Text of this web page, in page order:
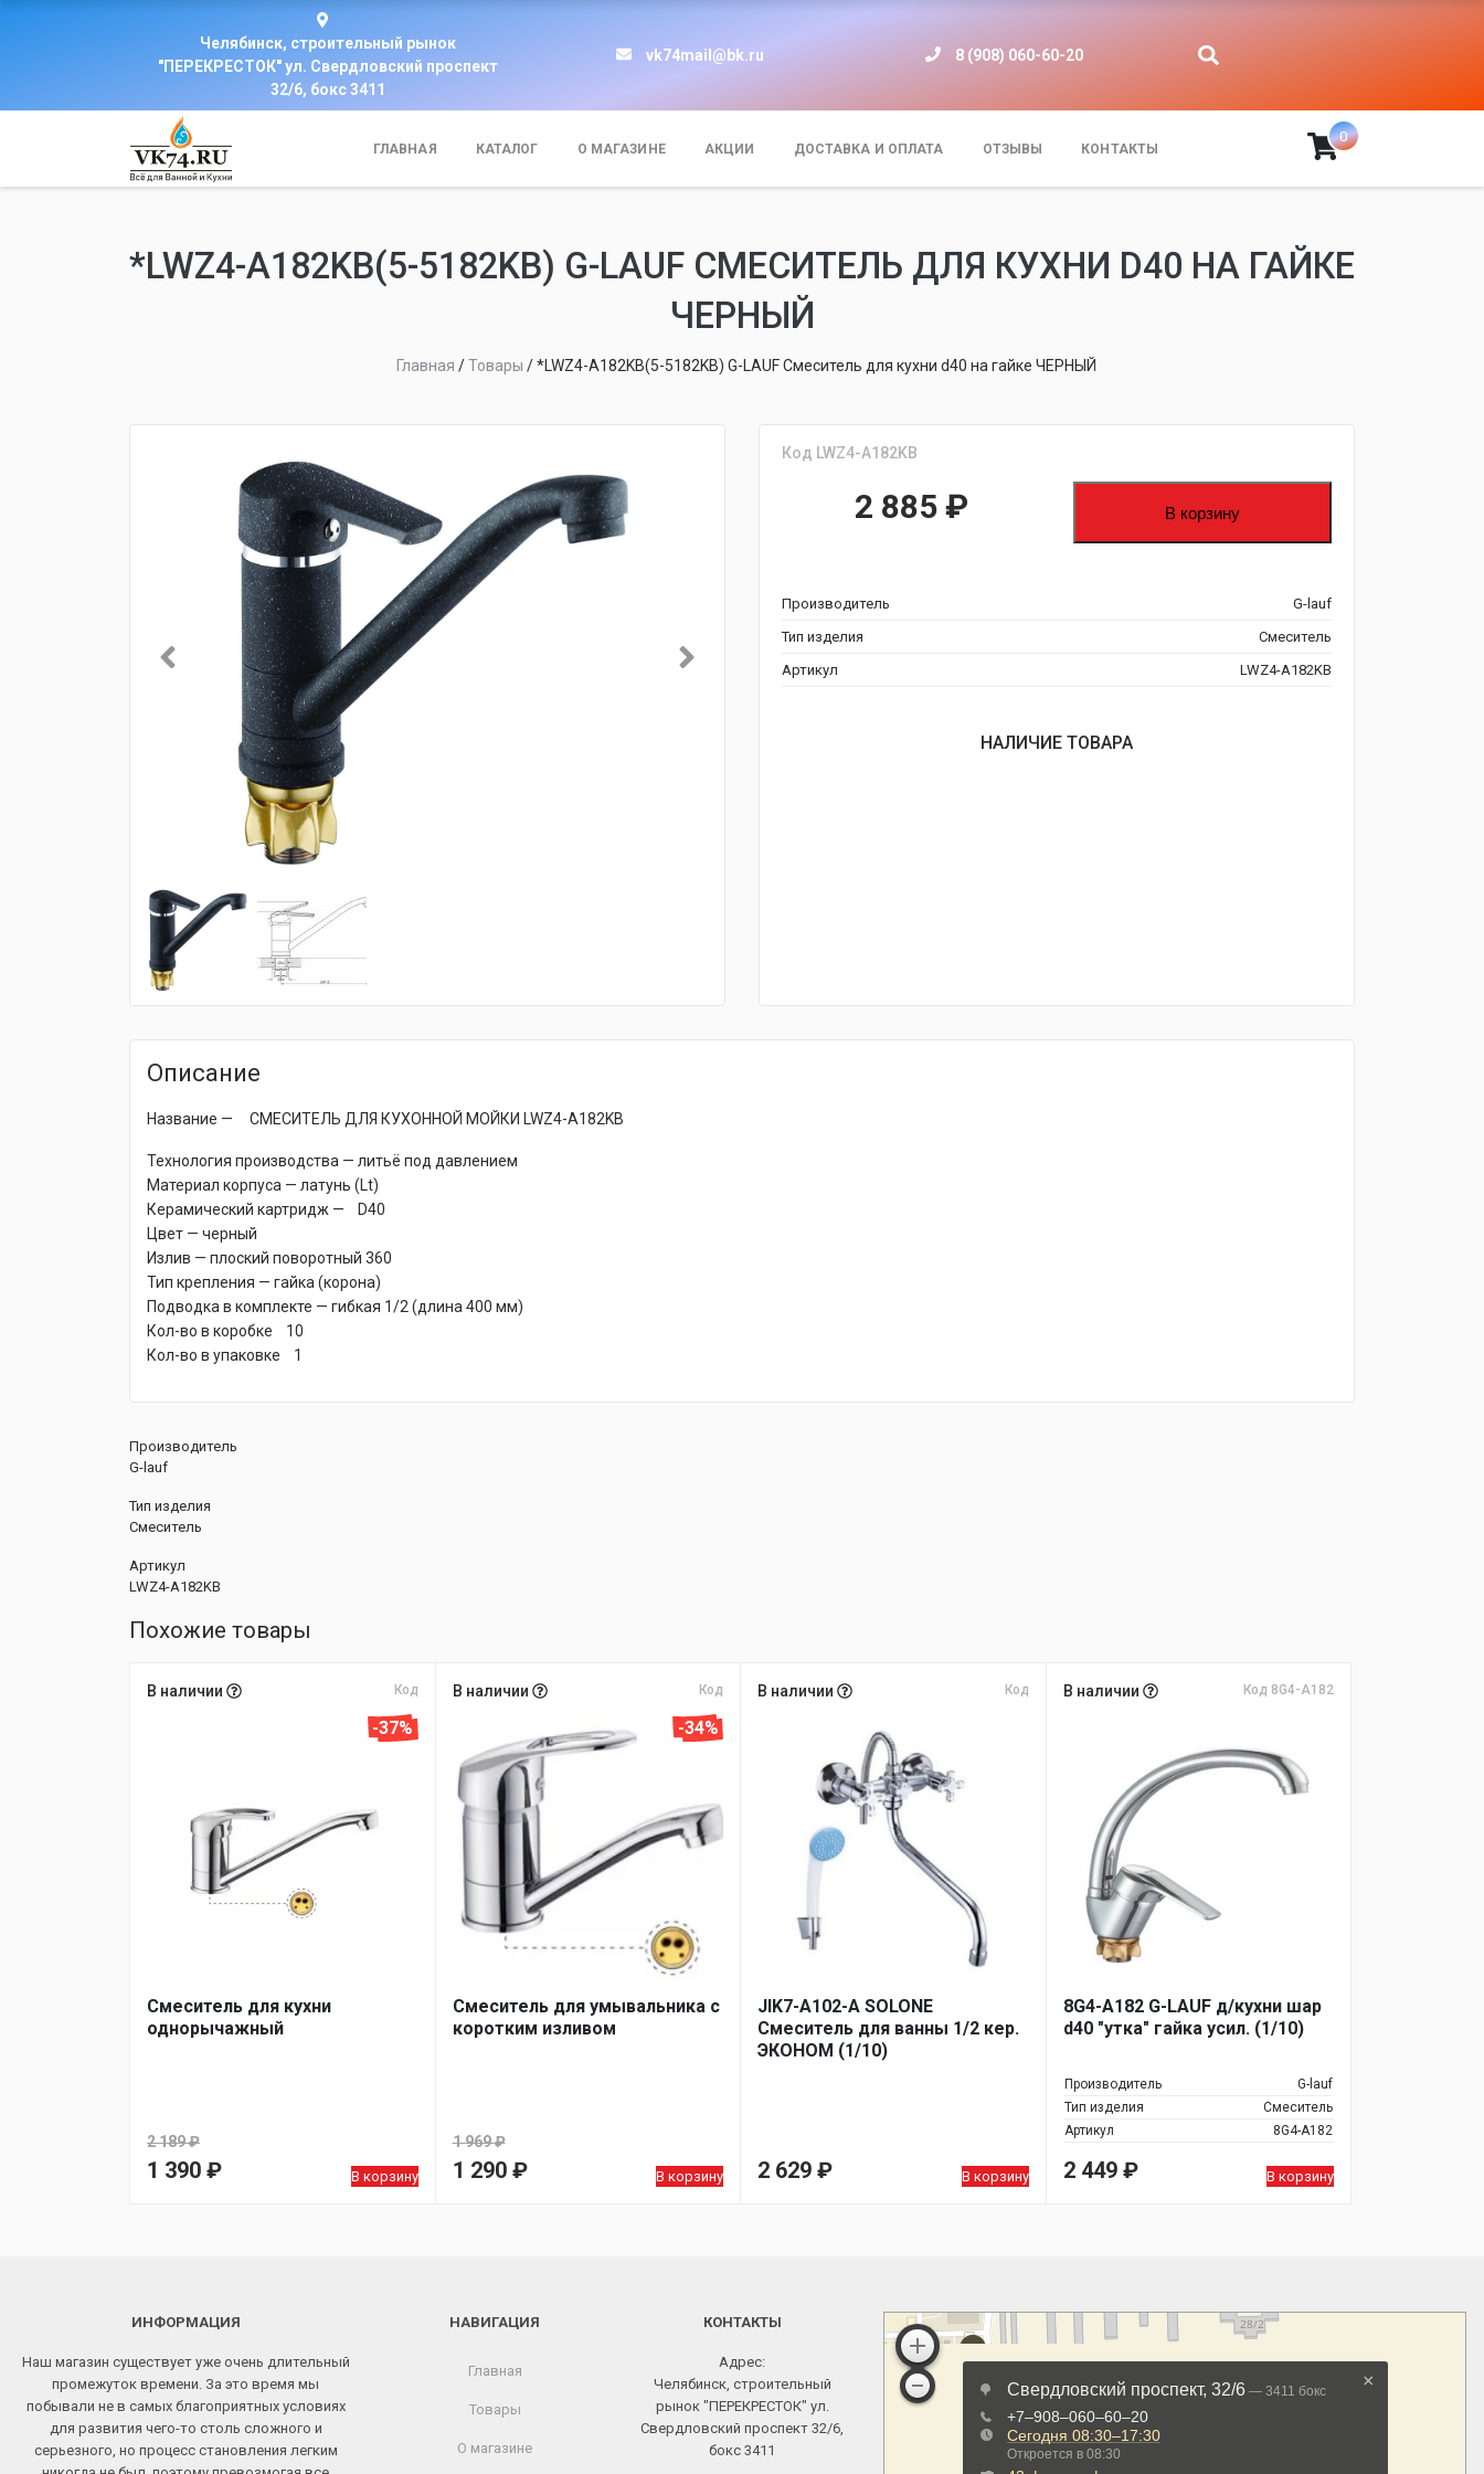
Челябинск, строительный рынок
"ПЕРЕКРЕСТОК" ул. Свердловский проспект
32/6, бокс 3411
vk74mail@bk.ru 8 (908) 060-60-20
ГЛАВНАЯ КАТАЛОГ О МАГАЗИНЕ АКЦИИ ДОСТАВКА И ОПЛАТА ОТЗЫВЫ КОНТАКТЫ
0
*LWZ4-A182KB(5-5182KB) G-LAUF СМЕСИТЕЛЬ ДЛЯ КУХНИ D40 НА ГАЙКЕ
ЧЕРНЫЙ
Главная /Товары /*LWZ4-A182KB(5-5182KB) G-LAUF Смеситель для кухни d40 на гайке ЧЕРНЫЙ
Код LWZ4-A182KB
2 885 ₽ В корзину
Производитель
G-lauf
Тип изделия
Смеситель
Артикул
LWZ4-A182KB
НАЛИЧИЕ ТОВАРА
Описание
Название — СМЕСИТЕЛЬ ДЛЯ КУХОННОЙ МОЙКИ LWZ4-A182KB
Технология производства — литьё под давлением
Материал корпуса — латунь (Lt)
Керамический картридж — D40
Цвет — черный
Излив — плоский поворотный 360
Тип крепления — гайка (корона)
Подводка в комплекте — гибкая 1/2 (длина 400 мм)
Кол-во в коробке 10
Кол-во в упаковке 1
Производитель
G-lauf
Тип изделия
Смеситель
Артикул
LWZ4-A182KB
Похожие товары
В наличии Код
-37%
Смеситель для кухни
однорычажный
2 189₽
Первоначальная
1 390 ₽
В корзину
В наличии Код
-34%
Смеситель для умывальника с
коротким изливом
1 969₽
Первоначальная
1 290 ₽
В корзину
В наличии Код
JIK7-A102-А SOLONE
Смеситель для ванны 1/2 кер.
ЭКОНОМ (1/10)
2 629 ₽ В корзину
В наличии Код 8G4-A182
8G4-A182 G-LAUF д/кухни шар
d40 "утка" гайка усил. (1/10)
Производитель
G-lauf
Тип изделия
Смеситель
Артикул
8G4-A182
2 449 ₽ В корзину
ИНФОРМАЦИЯ
Наш магазин существует уже очень длительный
промежуток времени. За это время мы
побывали не в самых благоприятных условиях
для развития чего-то столь сложного и
серьезного, но процесс становления легким
НАВИГАЦИЯ
Главная
Товары
О магазине
КОНТАКТЫ
Адрес:
Челябинск, строительный
рынок "ПЕРЕКРЕСТОК" ул.
Свердловский проспект 32/6,
бокс 3411